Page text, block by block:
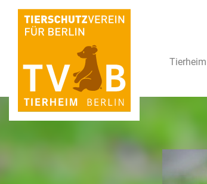
Tierheim